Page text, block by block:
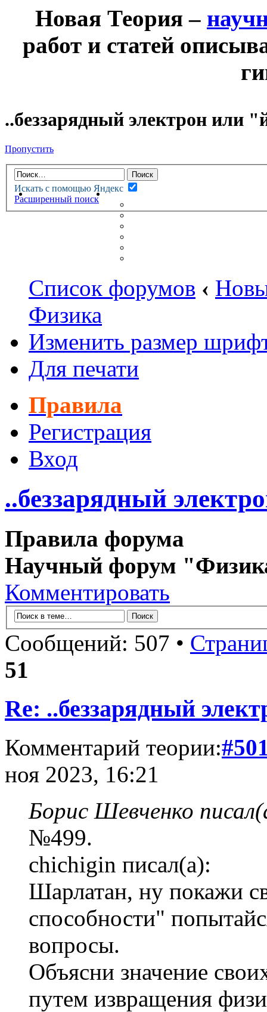
Новая Теория –
работ и статей
..беззарядный электрон или
Пропустить
Искать с помощью Яндекс
Расширенный поиск
НОВАЯ ТЕОРИЯФОРУМ
НЕПРОЧИТАННЫЕ
Список форумов ‹
Физика
Изменить размер
Для печати
Правила
Регистрация
Вход
..беззарядный
Правила форума
Научный форум
Комментировать
Сообщений: 507 •
51
Re: ..беззарядный
Комментарий теории:
ноя 2023, 16:21
Борис Шевченко
№499.
chichigin писал(а):
Шарлатан, ну покажи
способности"
вопросы.
Объясни значение
путем извращения